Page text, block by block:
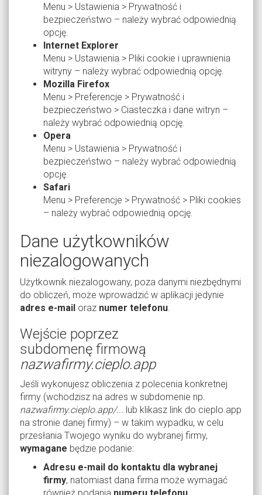
Menu > Ustawienia > Prywatność i
bezpieczeństwo – należy wybrać odpowiednią
opcję.
Internet Explorer
Menu > Ustawienia > Pliki cookie i uprawnienia
witryny – należy wybrać odpowiednią opcję.
Mozilla Firefox
Menu > Preferencje > Prywatność i
bezpieczeństwo > Ciasteczka i dane witryn –
należy wybrać odpowiednią opcję.
Opera
Menu > Ustawienia > Prywatność i
bezpieczeństwo – należy wybrać odpowiednią
opcję.
Safari
Menu > Preferencje > Prywatność > Pliki cookies
– należy wybrać odpowiednią opcję.
Dane użytkowników
niezalogowanych
Użytkownik niezalogowany, poza danymi niezbędnymi
do obliczeń, może wprowadzić w aplikacji jedynie
adres e-mail oraz numer telefonu.
Wejście poprzez
subdomenę firmową
nazwafirmy.cieplo.app
Jeśli wykonujesz obliczenia z polecenia konkretnej
firmy (wchodzisz na adres w subdomenie np.
nazwafirmy.cieplo.app/... lub klikasz link do cieplo.app
na stronie danej firmy) – w takim wypadku, w celu
przesłania Twojego wyniku do wybranej firmy,
wymagane będzie podanie:
Adresu e-mail do kontaktu dla wybranej
firmy, natomiast dana firma może wymagać